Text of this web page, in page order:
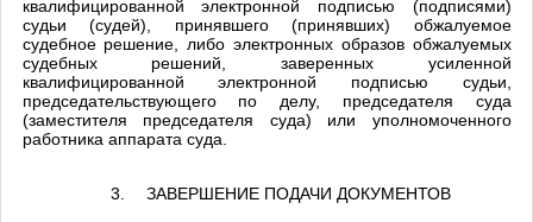
квалифицированной электронной подписью (подписями)
судьи (судей), принявшего (принявших) обжалуемое
судебное решение, либо электронных образов обжалуемых
судебных решений, заверенных усиленной
квалифицированной электронной подписью судьи,
председательствующего по делу, председателя суда
(заместителя председателя суда) или уполномоченного
работника аппарата суда.
3. ЗАВЕРШЕНИЕ ПОДАЧИ ДОКУМЕНТОВ